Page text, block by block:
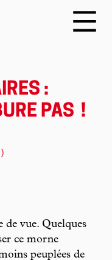
:
PAS !
de vue. Quelques
ce morne
peuplées de